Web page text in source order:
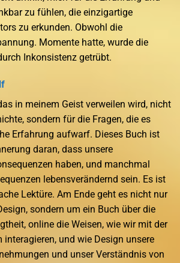
zu fühlen, die einzigartige
zu erkunden. Obwohl die
Momente hatte, wurde die
Inkonsistenz getrübt.
in meinem Geist verweilen wird, nicht
sondern für die Fragen, die es
Erfahrung aufwarf. Dieses Buch ist
daran, dass unsere
haben, und manchmal
lebensverändernd sein. Es ist
Lektüre. Am Ende geht es nicht nur
sondern um ein Buch über die
online die Weisen, wie wir mit der
interagieren, und wie Design unsere
und unser Verständnis von